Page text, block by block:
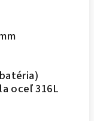
oceľ 316L